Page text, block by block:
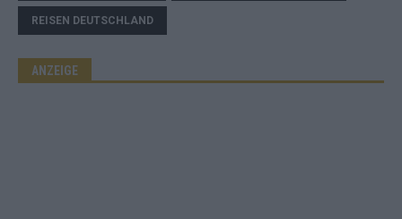
REISEN DEUTSCHLAND
ANZEIGE